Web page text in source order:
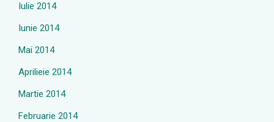
Iulie 2014
Iunie 2014
Mai 2014
Aprilieie 2014
Martie 2014
Februarie 2014